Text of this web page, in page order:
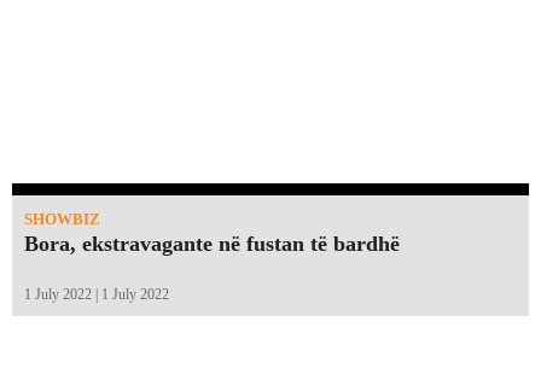
SHOWBIZ
Bora, ekstravagante në fustan të bardhë
1 July 2022 | 1 July 2022